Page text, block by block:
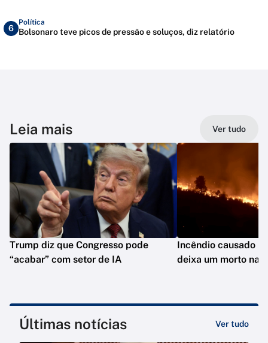
6
Política
Bolsonaro teve picos de pressão e soluços, diz relatório
Leia mais Ver tudo
Trump diz que Congresso pode
“acabar” com setor de IA
Incêndio causado
deixa um morto na
Últimas notícias Ver tudo